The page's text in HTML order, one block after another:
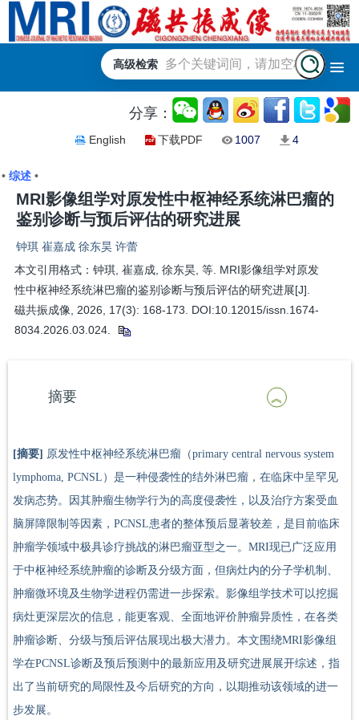
高级检索
分享：
English 下载PDF 1007 4
• 综述•
MRI影像组学对原发性中枢神经系统淋巴瘤的
鉴别诊断与预后评估的研究进展
钟琪 崔嘉成 徐东昊 许蕾
本文引用格式：钟琪, 崔嘉成, 徐东昊, 等. MRI影像组学对原发
性中枢神经系统淋巴瘤的鉴别诊断与预后评估的研究进展[J].
磁共振成像, 2026, 17(3): 168-173. DOI:10.12015/issn.1674-
8034.2026.03.024.
摘要
[摘要] 原发性中枢神经系统淋巴瘤（primary central nervous system
lymphoma, PCNSL）是一种侵袭性的结外淋巴瘤，在临床中呈罕见
发病态势。因其肿瘤生物学行为的高度侵袭性，以及治疗方案受血
脑屏障限制等因素，PCNSL患者的整体预后显著较差，是目前临床
肿瘤学领域中极具诊疗挑战的淋巴瘤亚型之一。MRI现已广泛应用
于中枢神经系统肿瘤的诊断及分级方面，但病灶内的分子学机制、
肿瘤微环境及生物学进程仍需进一步探索。影像组学技术可以挖掘
病灶更深层次的信息，能更客观、全面地评价肿瘤异质性，在各类
肿瘤诊断、分级与预后评估展现出极大潜力。本文围绕MRI影像组
学在PCNSL诊断及预后预测中的最新应用及研究进展展开综述，指
出了当前研究的局限性及今后研究的方向，以期推动该领域的进一
步发展。